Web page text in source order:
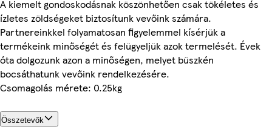
A kiemelt gondoskodásnak köszönhetően csak tökéletes és
ízletes zöldségeket biztosítunk vevőink számára.
Partnereinkkel folyamatosan figyelemmel kísérjük a
termékeink minőségét és felügyeljük azok termelését. Évek
óta dolgozunk azon a minőségen, melyet büszkén
bocsáthatunk vevőink rendelkezésére.
Csomagolás mérete: 0.25kg
Összetevők